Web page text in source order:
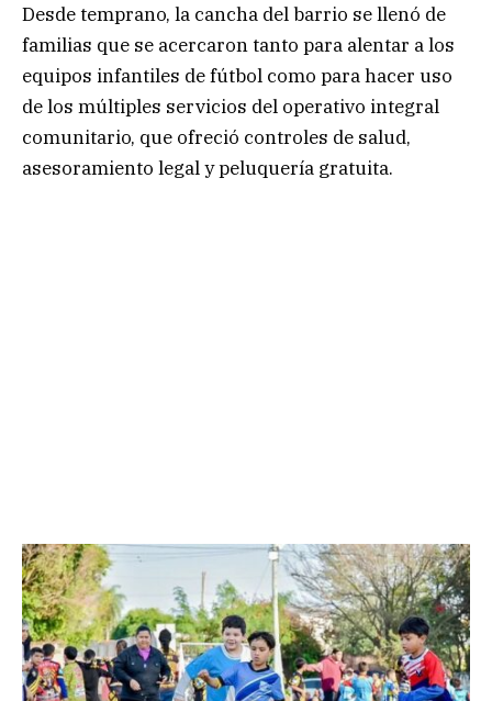
Desde temprano, la cancha del barrio se llenó de
familias que se acercaron tanto para alentar a los
equipos infantiles de fútbol como para hacer uso
de los múltiples servicios del operativo integral
comunitario, que ofreció controles de salud,
asesoramiento legal y peluquería gratuita.